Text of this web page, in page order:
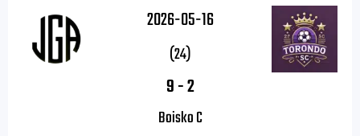
2026-05-16
(24)
9-2
Boisko C